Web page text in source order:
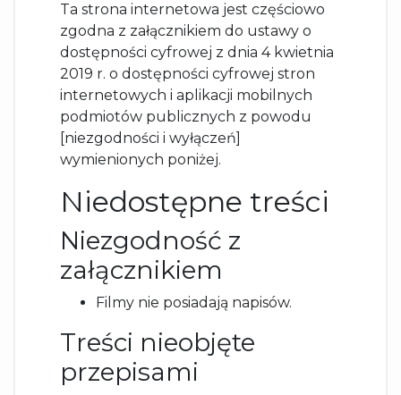
Ta strona internetowa jest częściowo
zgodna z załącznikiem do ustawy o
dostępności cyfrowej z dnia 4 kwietnia
2019 r. o dostępności cyfrowej stron
internetowych i aplikacji mobilnych
podmiotów publicznych z powodu
[niezgodności i wyłączeń]
wymienionych poniżej.
Niedostępne treści
Niezgodność z
załącznikiem
Filmy nie posiadają napisów.
Treści nieobjęte
przepisami